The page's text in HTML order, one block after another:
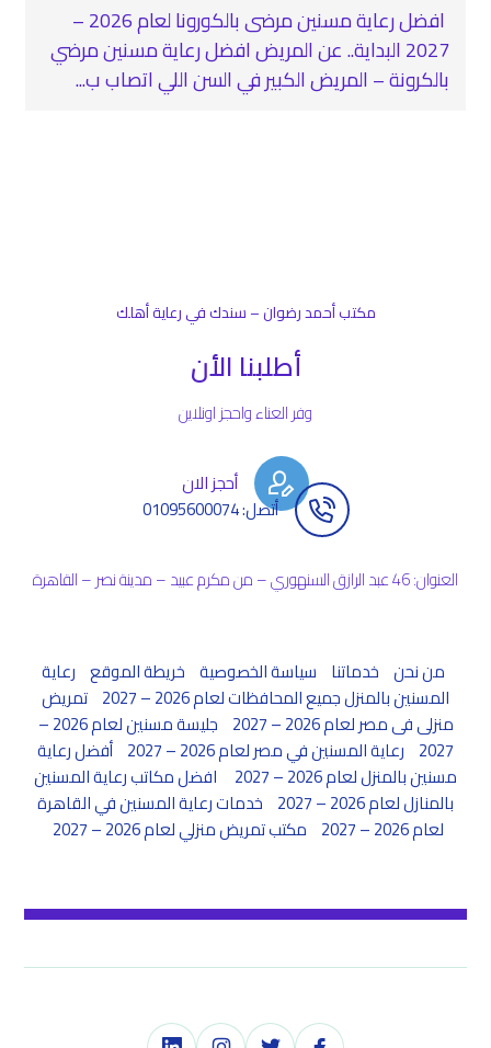
افضل رعاية مسنين مرضى بالكورونا لعام 2026 –
2027 البداية.. عن المريض افضل رعاية مسنين مرضي
بالكرونة – المريض الكبير في السن اللي اتصاب ب...
مكتب أحمد رضوان – سندك في رعاية أهلك
أطلبنا الأن
وفر العناء واحجز اونلاين
أحجز الان
أتصل: 01095600074
العنوان: 46 عبد الرازق السنهوري – من مكرم عبيد – مدينة نصر – القاهرة
من نحن خدماتنا سياسة الخصوصية خريطة الموقع رعاية
المسنين بالمنزل جميع المحافظات لعام 2026 – 2027
تمريض
منزلى فى مصر لعام 2026 – 2027
جليسة مسنين لعام 2026 –
2027 رعاية المسنين في مصر لعام 2026 – 2027
أفضل رعاية
مسنين بالمنزل لعام 2026 – 2027
افضل مكاتب رعاية المسنين
بالمنازل لعام 2026 – 2027
خدمات رعاية المسنين في القاهرة
لعام 2026 – 2027
مكتب تمريض منزلي لعام 2026 – 2027